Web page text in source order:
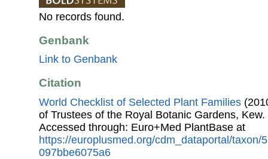
No records found.
Genbank
Link to Genbank
Citation
World Checklist of Selected Plant Families
of Trustees of the Royal Botanic Gardens, Kew.
Accessed through: Euro+Med PlantBase at
https://europlusmed.org/cdm_dataportal/taxon/
097bbe6075a6